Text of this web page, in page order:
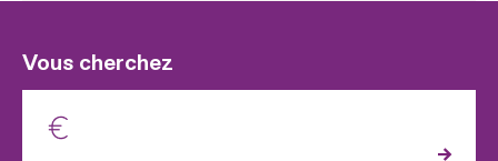
Vous cherchez